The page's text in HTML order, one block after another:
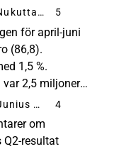
till 86,0
sjönk med
det f...
by NukkeNukuttaja 5
för april-juni
(86,8).
1,5 %.
2,5 miljoner
% (2,1 %) av
by Marcus Junius Brutus 4
om
Q2-resultat